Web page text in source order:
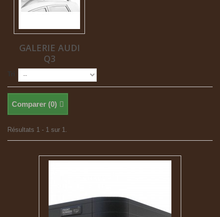
GALERIE AUDI
Q3
Comparer (0)
Résultats 1 - 1 sur 1.